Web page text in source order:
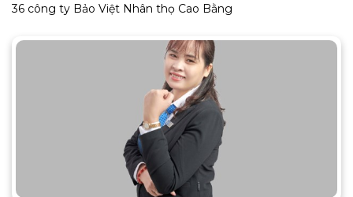
36 công ty Bảo Việt Nhân thọ Cao Bằng